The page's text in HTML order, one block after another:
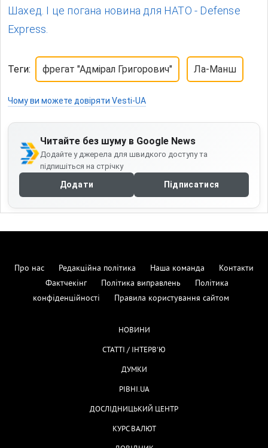
Шахед. І це погана новина для НАТО - Defense
Express.
Теги: фрегат "Адмірал Григорович" Ла-Манш
Чому ви можете довіряти Vesti-UA
Читайте без шуму в Google News
Додайте у джерела для швидкого доступу та
підпишіться на стрічку
Додати Підписатися
Про нас Редакційна політика Наша команда
Контакти
Фактчекінг
Політика виправлень
Політика
конфіденційності
Правила користування сайтом
НОВИНИ
СТАТТІ / ІНТЕРВ'Ю
ДУМКИ
РІВНІ.UA
ДОСЛІДНИЦЬКИЙ ЦЕНТР
КУРС ВАЛЮТ